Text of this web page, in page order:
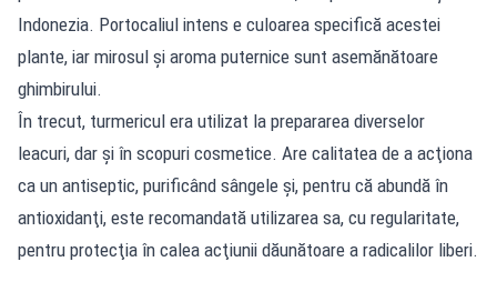
Indonezia. Portocaliul intens e culoarea specifică acestei
plante, iar mirosul şi aroma puternice sunt asemănătoare
ghimbirului.
În trecut, turmericul era utilizat la prepararea diverselor
leacuri, dar şi în scopuri cosmetice. Are calitatea de a acţiona
ca un antiseptic, purificând sângele şi, pentru că abundă în
antioxidanţi, este recomandată utilizarea sa, cu regularitate,
pentru protecţia în calea acţiunii dăunătoare a radicalilor liberi.